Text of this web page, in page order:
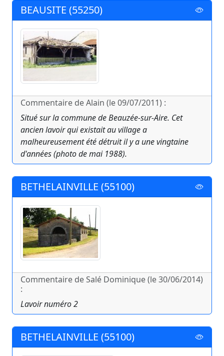
BEAUSITE (55250)
Commentaire de Alain (le 09/07/2011) :
Situé sur la commune de Beauzée-sur-Aire. Cet
ancien lavoir qui existait au village a
malheureusement été détruit il y a une vingtaine
d'années (photo de mai 1988).
BETHELAINVILLE (55100)
Commentaire de Salé Dominique (le 30/06/2014)
:
Lavoir numéro 2
BETHELAINVILLE (55100)